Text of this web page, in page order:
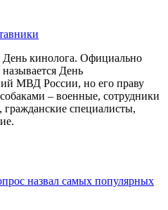
День кинолога. Официально
День
МВД России, но его праву
– военные, сотрудники
специалисты,